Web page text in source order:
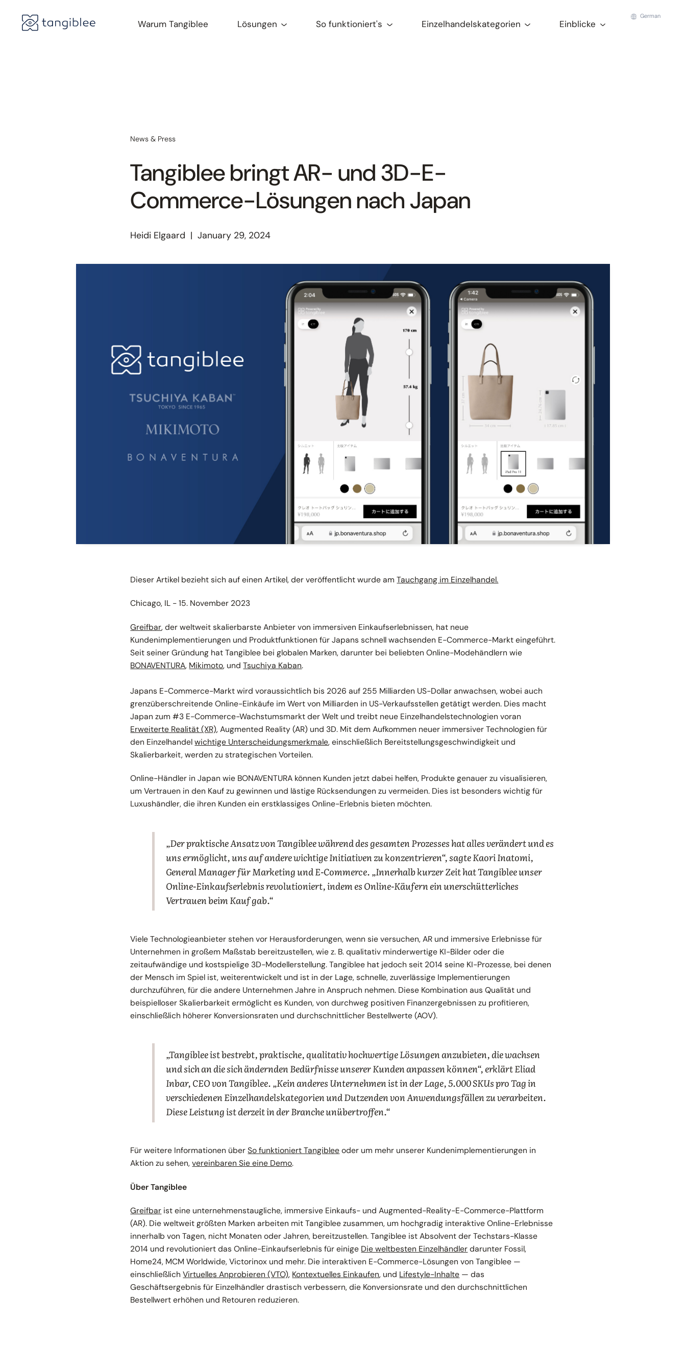
Warum Tangiblee Lösungen So funktioniert's Einzelhandelskategorien Einblicke
German
News & Press
Tangiblee bringt AR- und 3D-E-
Commerce-Lösungen nach Japan
Heidi Elgaard |January 29, 2024
Dieser Artikel bezieht sich auf einen Artikel, der veröffentlicht wurde amTauchgang im Einzelhandel.
Chicago, IL - 15. November 2023
Greifbar, der weltweit skalierbarste Anbieter von immersiven Einkaufserlebnissen, hat neue
Kundenimplementierungen und Produktfunktionen für Japans schnell wachsenden E-Commerce-Markt eingeführt.
Seit seiner Gründung hat Tangiblee bei globalen Marken, darunter bei beliebten Online-Modehändlern wie
BONAVENTURA, Mikimoto, undTsuchiya Kaban.
Japans E-Commerce-Markt wird voraussichtlich bis 2026 auf 255 Milliarden US-Dollar anwachsen, wobei auch
grenzüberschreitende Online-Einkäufe im Wert von Milliarden in US-Verkaufsstellen getätigt werden. Dies macht
Japan zum #3 E-Commerce-Wachstumsmarkt der Welt und treibt neue Einzelhandelstechnologien voran
Erweiterte Realität (XR), Augmented Reality (AR) und 3D. Mit dem Aufkommen neuer immersiver Technologien für
den Einzelhandelwichtige Unterscheidungsmerkmale, einschließlich Bereitstellungsgeschwindigkeit und
Skalierbarkeit, werden zu strategischen Vorteilen.
Online-Händler in Japan wie BONAVENTURA können Kunden jetzt dabei helfen, Produkte genauer zu visualisieren,
um Vertrauen in den Kauf zu gewinnen und lästige Rücksendungen zu vermeiden. Dies ist besonders wichtig für
Luxushändler, die ihren Kunden ein erstklassiges Online-Erlebnis bieten möchten.
„Der praktische Ansatz von Tangiblee während des gesamten Prozesses hat alles verändert und es
uns ermöglicht, uns auf andere wichtige Initiativen zu konzentrieren“, sagte Kaori Inatomi,
General Manager für Marketing und E-Commerce. „Innerhalb kurzer Zeit hat Tangiblee unser
Online-Einkaufserlebnis revolutioniert, indem es Online-Käufern ein unerschütterliches
Vertrauen beim Kauf gab.“
Viele Technologieanbieter stehen vor Herausforderungen, wenn sie versuchen, AR und immersive Erlebnisse für
Unternehmen in großem Maßstab bereitzustellen, wie z. B. qualitativ minderwertige KI-Bilder oder die
zeitaufwändige und kostspielige 3D-Modellerstellung. Tangiblee hat jedoch seit 2014 seine KI-Prozesse, bei denen
der Mensch im Spiel ist, weiterentwickelt und ist in der Lage, schnelle, zuverlässige Implementierungen
durchzuführen, für die andere Unternehmen Jahre in Anspruch nehmen. Diese Kombination aus Qualität und
beispielloser Skalierbarkeit ermöglicht es Kunden, von durchweg positiven Finanzergebnissen zu profitieren,
einschließlich höherer Konversionsraten und durchschnittlicher Bestellwerte (AOV).
„Tangiblee ist bestrebt, praktische, qualitativ hochwertige Lösungen anzubieten, die wachsen
und sich an die sich ändernden Bedürfnisse unserer Kunden anpassen können“, erklärt Eliad
Inbar, CEO von Tangiblee. „Kein anderes Unternehmen ist in der Lage, 5.000 SKUs pro Tag in
verschiedenen Einzelhandelskategorien und Dutzenden von Anwendungsfällen zu verarbeiten.
Diese Leistung ist derzeit in der Branche unübertroffen.“
Für weitere Informationen überSo funktioniert Tangibleeoder um mehr unserer Kundenimplementierungen in
Aktion zu sehen,vereinbaren Sie eine Demo.
Über Tangiblee
Greifbar ist eine unternehmenstaugliche, immersive Einkaufs- und Augmented-Reality-E-Commerce-Plattform
(AR). Die weltweit größten Marken arbeiten mit Tangiblee zusammen, um hochgradig interaktive Online-Erlebnisse
innerhalb von Tagen, nicht Monaten oder Jahren, bereitzustellen. Tangiblee ist Absolvent der Techstars-Klasse
2014 und revolutioniert das Online-Einkaufserlebnis für einige Die weltbesten Einzelhändlerdarunter Fossil,
Home24, MCM Worldwide, Victorinox und mehr. Die interaktiven E-Commerce-Lösungen von Tangiblee —
einschließlichVirtuelles Anprobieren (VTO), Kontextuelles Einkaufen, und Lifestyle-Inhalte — das
Geschäftsergebnis für Einzelhändler drastisch verbessern, die Konversionsrate und den durchschnittlichen
Bestellwert erhöhen und Retouren reduzieren.